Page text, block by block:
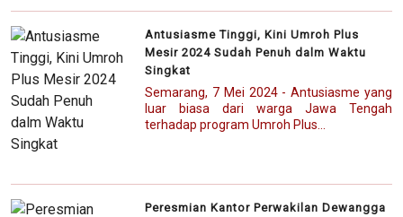
Antusiasme Tinggi, Kini Umroh Plus
Mesir 2024 Sudah Penuh dalm Waktu
Singkat
Semarang, 7 Mei 2024 - Antusiasme yang
luar biasa dari warga Jawa Tengah
terhadap program Umroh Plus...
Peresmian Kantor Perwakilan Dewangga